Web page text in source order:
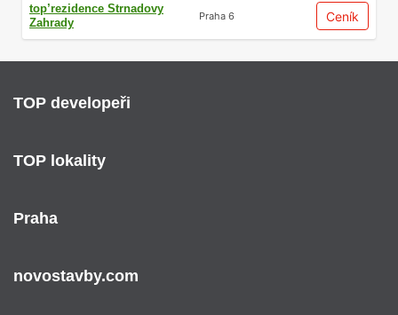
top’rezidence Strnadovy
Zahrady
Praha 6 Ceník
TOP developeři
TOP lokality
Praha
novostavby.com